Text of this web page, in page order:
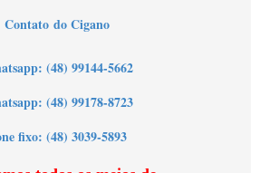
Contato do Cigano
atsapp: (48) 99144-5662
(48) 99178-8723
fixo: (48) 3039-5893